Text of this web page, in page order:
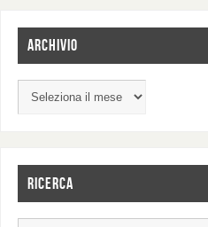
ARCHIVIO
RICERCA